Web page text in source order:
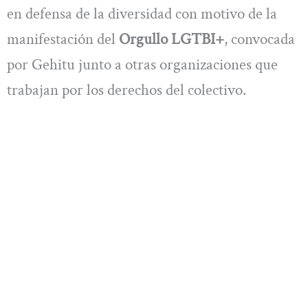
en defensa de la diversidad con motivo de la
manifestación del Orgullo LGTBI+, convocada
por Gehitu junto a otras organizaciones que
trabajan por los derechos del colectivo.